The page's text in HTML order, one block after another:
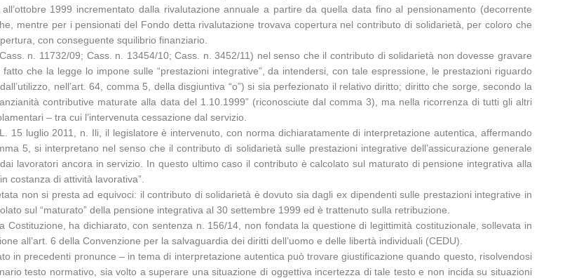
1999 incrementato dalla rivalutazione annuale a partire da quella data fino al pensionamento (decorrente
mentre per i pensionati del Fondo detta rivalutazione trovava copertura nel contributo di solidarietà, per coloro che
con conseguente squilibrio finanziario.
n. 11732/09; Cass. n. 13454/10; Cass. n. 3452/11) nel senso che il contributo di solidarietà non dovesse gravare
che la legge lo impone sulle “prestazioni integrative”, da intendersi, con tale espressione, le prestazioni riguardo
nell’art. 64, comma 5, della disgiuntiva “o”) si sia perfezionato il relativo diritto; diritto che sorge, secondo la
contributive maturate alla data del 1.10.1999” (riconosciute dal comma 3), ma nella ricorrenza di tutti gli altri
– tra cui l’intervenuta cessazione dal servizio.
luglio 2011, n. Ili, il legislatore è intervenuto, con norma dichiaratamente di interpretazione autentica, affermando
5, si interpretano nel senso che il contributo di solidarietà sulle prestazioni integrative dell’assicurazione generale
lavoratori ancora in servizio. In questo ultimo caso il contributo è calcolato sul maturato di pensione integrativa alla
costanza di attività lavorativa”.
non si presta ad equivoci: il contributo di solidarietà è dovuto sia dagli ex dipendenti sulle prestazioni integrative in
sul “maturato” della pensione integrativa al 30 settembre 1999 ed è trattenuto sulla retribuzione.
ha dichiarato, con sentenza n. 156/14, non fondata la questione di legittimità costituzionale, sollevata in
all’art. 6 della Convenzione per la salvaguardia dei diritti dell’uomo e delle libertà individuali (CEDU).
in precedenti pronunce – in tema di interpretazione autentica può trovare giustificazione quando questo, risolvendosi
testo normativo, sia volto a superare una situazione di oggettiva incertezza di tale testo e non incida su situazioni